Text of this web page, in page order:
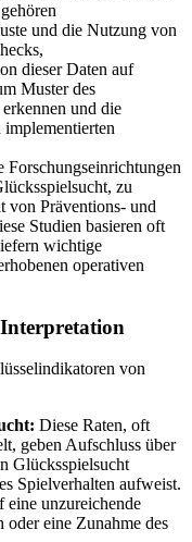
und die Nutzung von
dieser Daten auf
Muster des
und die
Forschungseinrichtungen
zu
von Präventions- und
Studien basieren oft
wichtige
operativen
von
Diese Raten, oft
geben Aufschluss über
Glücksspielsucht
Spielverhalten aufweist.
eine unzureichende
oder eine Zunahme des